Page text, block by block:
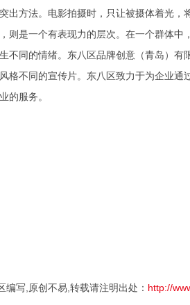
出方法。电影拍摄时，只让被摄体着光，
则是一个有表现力的层次。在一个群体中
不同的情绪。东八区品牌创意（青岛）有
格不同的宣传片。东八区致力于为企业通
的服务。
编写,原创不易,转载请注明出处： http://